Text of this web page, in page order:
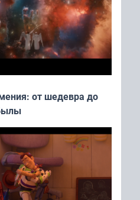
от шедевра до